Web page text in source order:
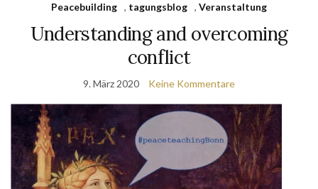
Peacebuilding , tagungsblog , Veranstaltung
Understanding and overcoming
conflict
9. März 2020 Keine Kommentare